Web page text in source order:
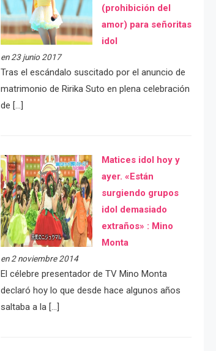
(prohibición del
amor) para señoritas
idol
en 23 junio 2017
Tras el escándalo suscitado por el anuncio de
matrimonio de Ririka Suto en plena celebración
de […]
Matices idol hoy y
ayer. «Están
surgiendo grupos
idol demasiado
extraños» : Mino
Monta
en 2 noviembre 2014
El célebre presentador de TV Mino Monta
declaró hoy lo que desde hace algunos años
saltaba a la […]